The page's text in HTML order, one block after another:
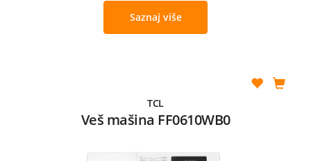
Saznaj više
TCL
Veš mašina FF0610WB0